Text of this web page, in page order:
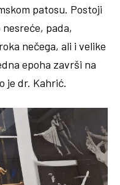
patosu. Postoji
pada,
nečega, ali i velike
epoha završi na
je dr. Kahrić.